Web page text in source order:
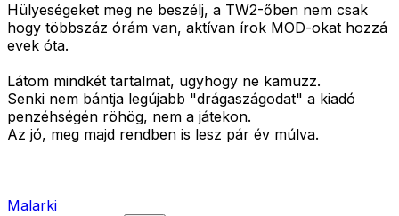
Hülyeségeket meg ne beszélj, a TW2-őben nem csak
hogy többszáz órám van, aktívan írok MOD-okat hozzá
evek óta.
Látom mindkét tartalmat, ugyhogy ne kamuzz.
Senki nem bántja legújabb "drágaszágodat" a kiadó
penzéhségén röhög, nem a játekon.
Az jó, meg majd rendben is lesz pár év múlva.
Malarki